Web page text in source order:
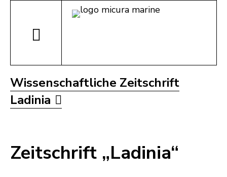
Wissenschaftliche Zeitschrift
Ladinia
Zeitschrift „Ladinia“